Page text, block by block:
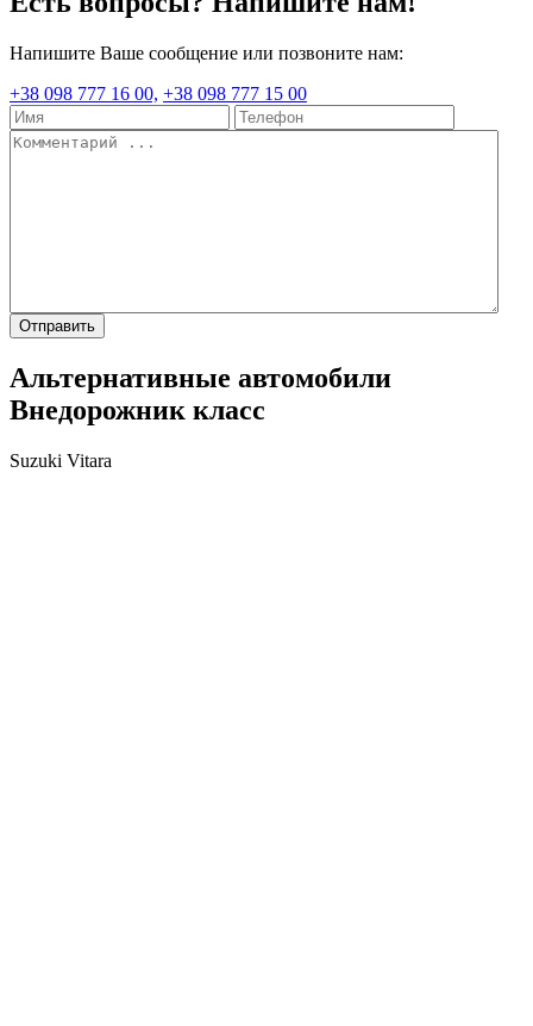
Напишите Ваше сообщение или позвоните нам:
+38 098 777 16 00, +38 098 777 15 00
Отправить
Альтернативные автомобили
Внедорожник класс
Suzuki Vitara